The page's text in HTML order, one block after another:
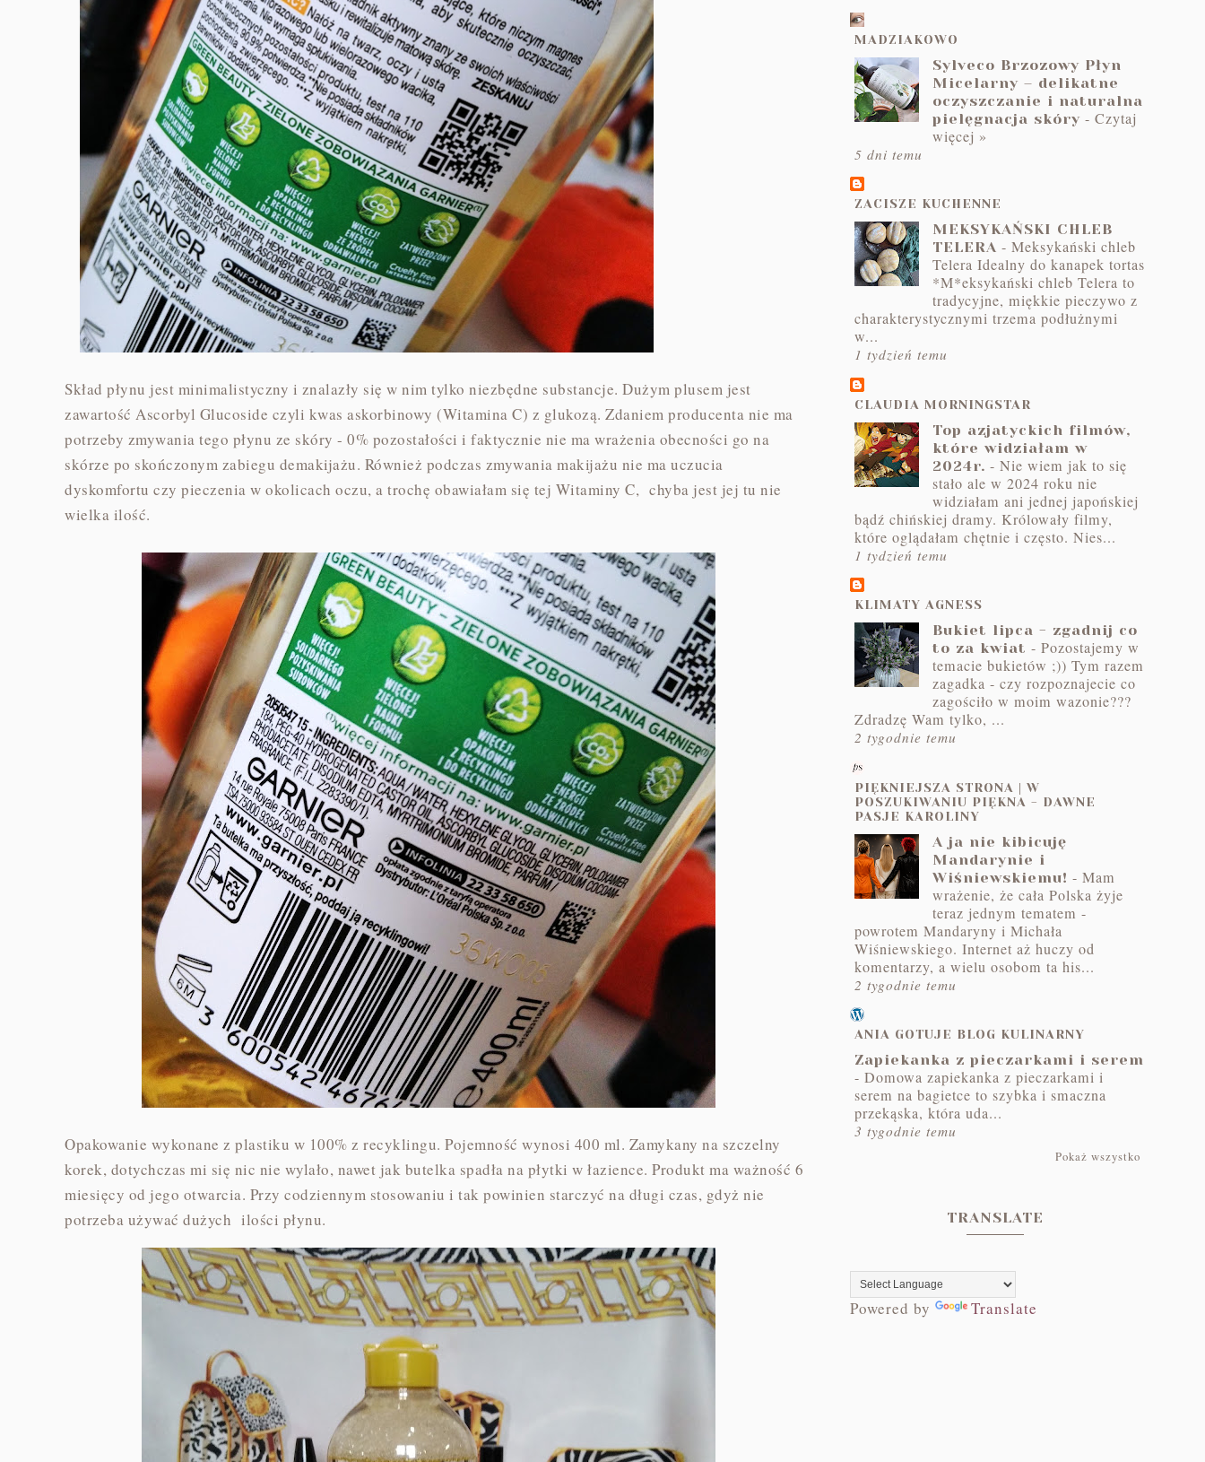
Skład płynu jest minimalistyczny i znalazły się w nim tylko niezbędne substancje. Dużym plusem jest
zawartość Ascorbyl Glucoside czyli kwas askorbinowy (Witamina C) z glukozą. Zdaniem producenta nie ma
potrzeby zmywania tego płynu ze skóry - 0% pozostałości i faktycznie nie ma wrażenia obecności go na
skórze po skończonym zabiegu demakijażu. Również podczas zmywania makijażu nie ma uczucia
dyskomfortu czy pieczenia w okolicach oczu, a trochę obawiałam się tej Witaminy C, chyba jest jej tu nie
wielka ilość.
Opakowanie wykonane z plastiku w 100% z recyklingu. Pojemność wynosi 400 ml. Zamykany na szczelny
korek, dotychczas mi się nic nie wylało, nawet jak butelka spadła na płytki w łazience. Produkt ma ważność 6
miesięcy od jego otwarcia. Przy codziennym stosowaniu i tak powinien starczyć na długi czas, gdyż nie
potrzeba używać dużych ilości płynu.
MADZIAKOWO
Sylveco Brzozowy Płyn
Micelarny – delikatne
oczyszczanie i naturalna
pielęgnacja skóry - Czytaj
więcej »
5 dni temu
ZACISZE KUCHENNE
MEKSYKAŃSKI CHLEB
TELERA - Meksykański chleb
Telera Idealny do kanapek tortas
*M*eksykański chleb Telera to
tradycyjne, miękkie pieczywo z
charakterystycznymi trzema podłużnymi
w...
1 tydzień temu
CLAUDIA MORNINGSTAR
Top azjatyckich filmów,
które widziałam w
2024r. - Nie wiem jak to się
stało ale w 2024 roku nie
widziałam ani jednej japońskiej
bądź chińskiej dramy. Królowały filmy,
które oglądałam chętnie i często. Nies...
1 tydzień temu
KLIMATY AGNESS
Bukiet lipca - zgadnij co
to za kwiat - Pozostajemy w
temacie bukietów ;)) Tym razem
zagadka - czy rozpoznajecie co
zagościło w moim wazonie???
Zdradzę Wam tylko, ...
2 tygodnie temu
PIĘKNIEJSZA STRONA | W
POSZUKIWANIU PIĘKNA - DAWNE
PASJE KAROLINY
A ja nie kibicuję
Mandarynie i
Wiśniewskiemu! - Mam
wrażenie, że cała Polska żyje
teraz jednym tematem -
powrotem Mandaryny i Michała
Wiśniewskiego. Internet aż huczy od
komentarzy, a wielu osobom ta his...
2 tygodnie temu
ANIA GOTUJE BLOG KULINARNY
Zapiekanka z pieczarkami i serem
- Domowa zapiekanka z pieczarkami i
serem na bagietce to szybka i smaczna
przekąska, która uda...
3 tygodnie temu
Pokaż wszystko
TRANSLATE
Powered by Translate